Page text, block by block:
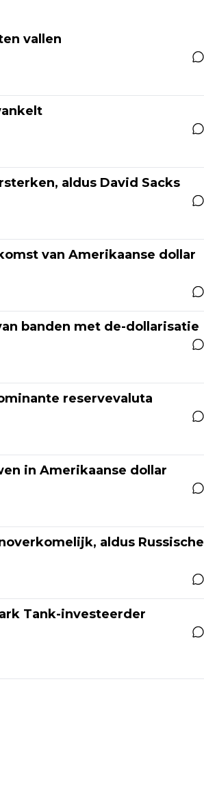
vallen
aldus David Sacks
van Amerikaanse dollar
banden met de-dollarisatie
reservevaluta
in Amerikaanse dollar
aldus Russische
Tank-investeerder